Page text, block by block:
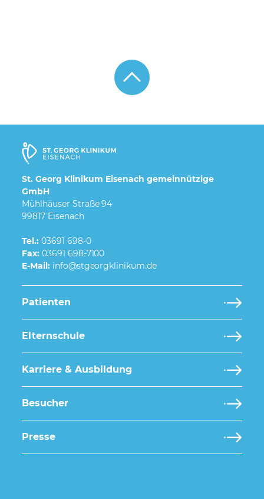
St. Georg Klinikum Eisenach gemeinnützige
GmbH
Mühlhäuser Straße 94
99817 Eisenach
Tel.: 03691 698-0
Fax: 03691 698-7100
E-Mail:
Patienten
Elternschule
Karriere & Ausbildung
Besucher
Presse